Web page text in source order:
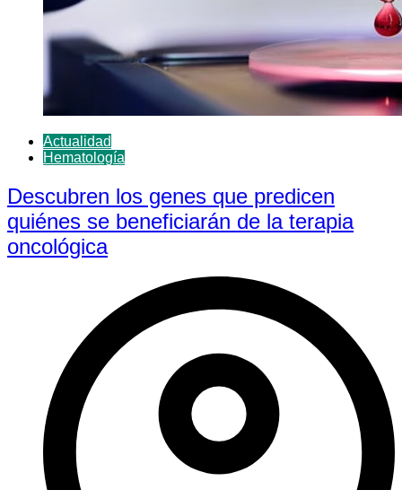
Actualidad
Hematología
Descubren los genes que predicen
quiénes se beneficiarán de la terapia
oncológica